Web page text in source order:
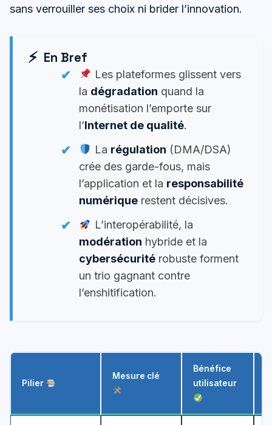
sans verrouiller ses choix ni brider l’innovation.
En Bref
Les plateformes glissent vers
la dégradation quand la
monétisation l’emporte sur
l’Internet de qualité.
La régulation (DMA/DSA)
crée des garde-fous, mais
l’application et la responsabilité
numérique restent décisives.
L’interopérabilité, la
modération hybride et la
cybersécurité robuste forment
un trio gagnant contre
l’enshitification.
Pilier
Mesure clé
Bénéfice
utilisateur